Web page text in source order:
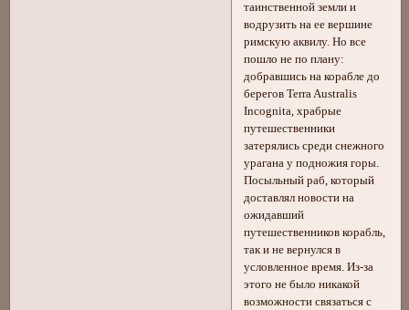
таинственной земли и
водрузить на ее вершине
римскую аквилу. Но все
пошло не по плану:
добравшись на корабле до
берегов Terra Australis
Incognita, храбрые
путешественники
затерялись среди снежного
урагана у подножия горы.
Посыльный раб, который
доставлял новости на
ожидавший
путешественников корабль,
так и не вернулся в
условленное время. Из-за
этого не было никакой
возможности связаться с